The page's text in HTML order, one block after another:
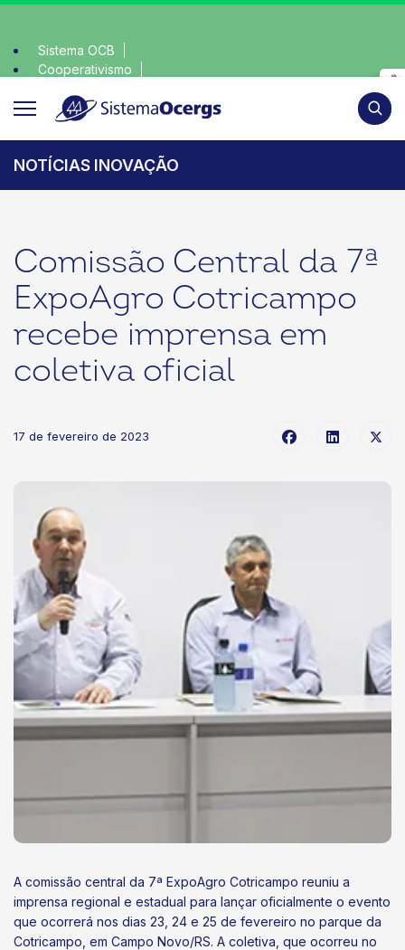
Sistema OCB
Cooperativismo
NOTÍCIAS INOVAÇÃO
Comissão Central da 7ª
ExpoAgro Cotricampo
recebe imprensa em
coletiva oficial
17 de fevereiro de 2023
A comissão central da 7ª ExpoAgro Cotricampo reuniu a
imprensa regional e estadual para lançar oficialmente o evento
que ocorrerá nos dias 23, 24 e 25 de fevereiro no parque da
Cotricampo, em Campo Novo/RS. A coletiva, que ocorreu no